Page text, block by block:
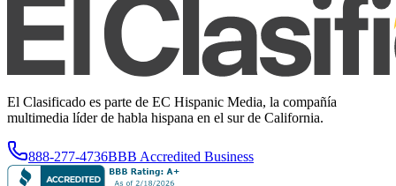
El Clasificado es parte de EC Hispanic Media, la compañía
multimedia líder de habla hispana en el sur de California.
888-277-4736BBB Accredited Business